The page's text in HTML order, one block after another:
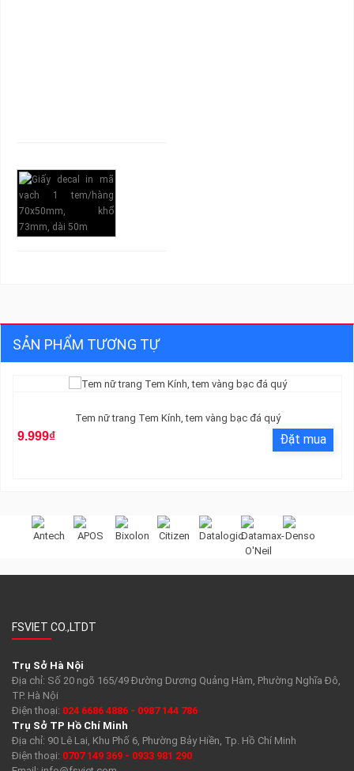
SẢN PHẨM TƯƠNG TỰ
Tem nữ trang Tem Kính, tem vàng bạc đá quý
9.999₫
FSVIET CO.,LTDT
Trụ Sở Hà Nội
Địa chỉ: Số 20 ngõ 165/49 Đường Dương Quảng Hàm, Phường Nghĩa Đô,
TP. Hà Nội
Điện thoại: 024 6686 4886 - 0987 144 786
Trụ Sở TP Hồ Chí Minh
Địa chỉ: 90 Lê Lai, Khu Phố 6, Phường Bảy Hiền, Tp. Hồ Chí Minh
Điện thoại: 0707 149 369 - 0933 981 290